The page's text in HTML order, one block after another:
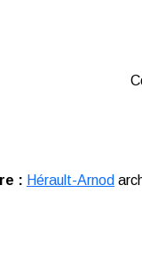
: Hérault-Arnod